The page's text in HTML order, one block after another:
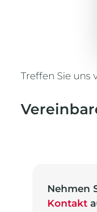
Treffen Sie uns
Nehmen
Kontakt